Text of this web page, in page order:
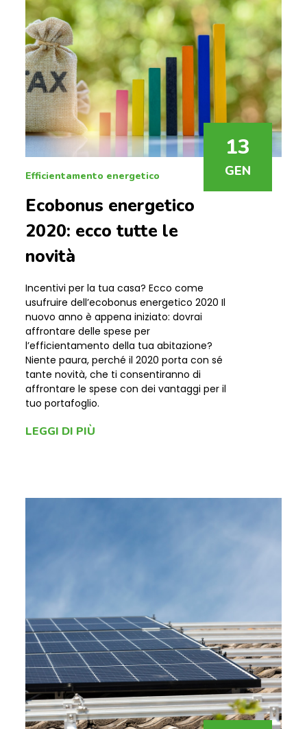
13
GEN
Efficientamento energetico
Ecobonus energetico
2020: ecco tutte le
novità
Incentivi per la tua casa? Ecco come
usufruire dell’ecobonus energetico 2020 Il
nuovo anno è appena iniziato: dovrai
affrontare delle spese per
l’efficientamento della tua abitazione?
Niente paura, perché il 2020 porta con sé
tante novità, che ti consentiranno di
affrontare le spese con dei vantaggi per il
tuo portafoglio.
LEGGI DI PIÙ